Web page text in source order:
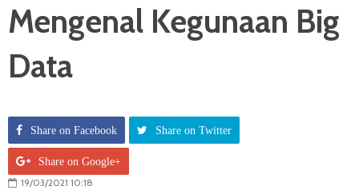
Mengenal Kegunaan Big
Data
Share on Facebook Share on Twitter
Share on Google+
19/03/2021 10:18